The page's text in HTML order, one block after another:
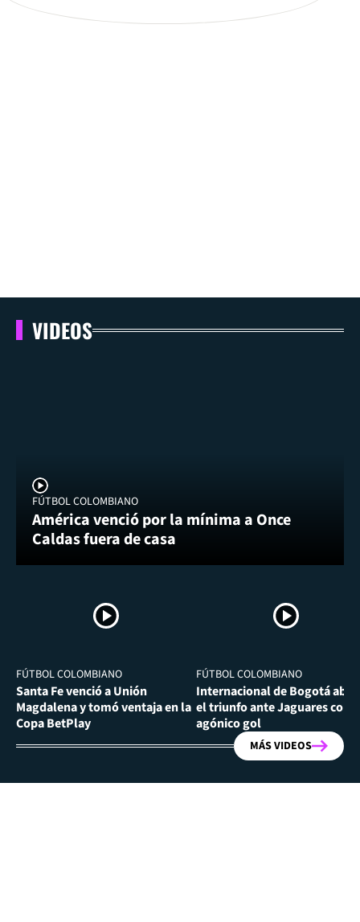
VIDEOS
FÚTBOL COLOMBIANO
América venció por la mínima a Once
Caldas fuera de casa
FÚTBOL COLOMBIANO
Santa Fe venció a Unión
Magdalena y tomó ventaja en la
Copa BetPlay
FÚTBOL COLOMBIANO
Internacional de Bogotá
el triunfo ante Jaguares con
agónico gol
MÁS VIDEOS